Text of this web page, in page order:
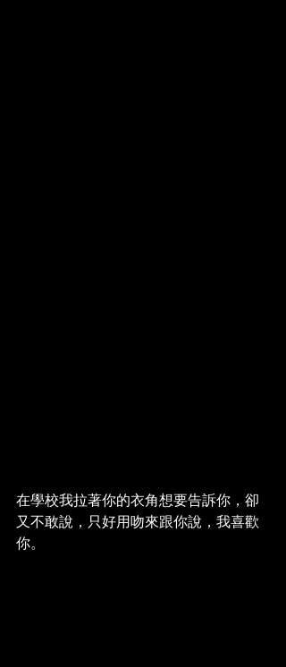
在學校我拉著你的衣角想要告訴你，卻
又不敢說，只好用吻來跟你說，我喜歡
你。